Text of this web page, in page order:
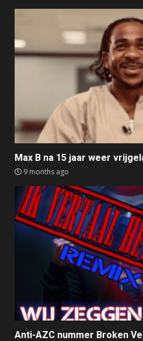
Max B na 15 jaar weer
9 months ago
Anti-AZC nummer Broken